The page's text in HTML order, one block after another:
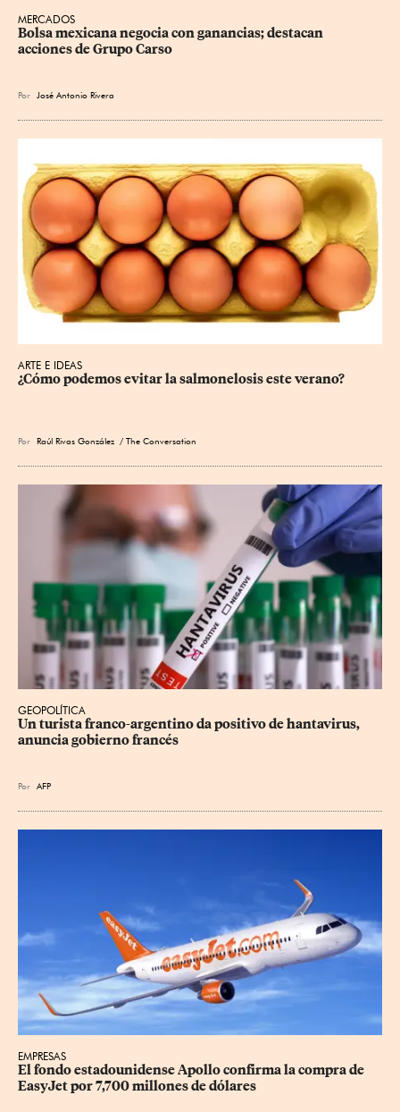
MERCADOS
Bolsa mexicana negocia con ganancias; destacan
acciones de Grupo Carso
Por José Antonio Rivera
ARTE E IDEAS
¿Cómo podemos evitar la salmonelosis este verano?
Por Raúl Rivas González / The Conversation
GEOPOLÍTICA
Un turista franco-argentino da positivo de hantavirus,
anuncia gobierno francés
Por AFP
EMPRESAS
El fondo estadounidense Apollo confirma la compra de
EasyJet por 7,700 millones de dólares